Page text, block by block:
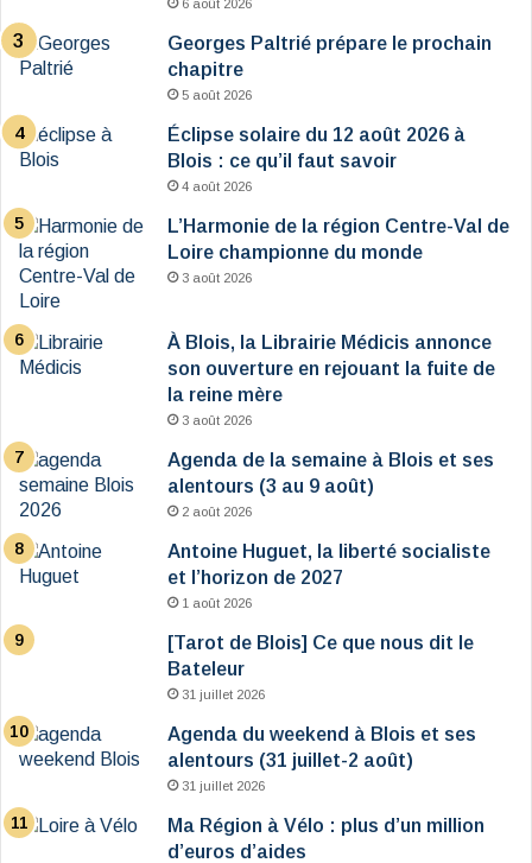
6 août 2026
Georges Paltrié prépare le prochain
chapitre
5 août 2026
Éclipse solaire du 12 août 2026 à
Blois : ce qu’il faut savoir
4 août 2026
L’Harmonie de la région Centre-Val de
Loire championne du monde
3 août 2026
À Blois, la Librairie Médicis annonce
son ouverture en rejouant la fuite de
la reine mère
3 août 2026
Agenda de la semaine à Blois et ses
alentours (3 au 9 août)
2 août 2026
Antoine Huguet, la liberté socialiste
et l’horizon de 2027
1 août 2026
[Tarot de Blois] Ce que nous dit le
Bateleur
31 juillet 2026
Agenda du weekend à Blois et ses
alentours (31 juillet-2 août)
31 juillet 2026
Ma Région à Vélo : plus d’un million
d’euros d’aides